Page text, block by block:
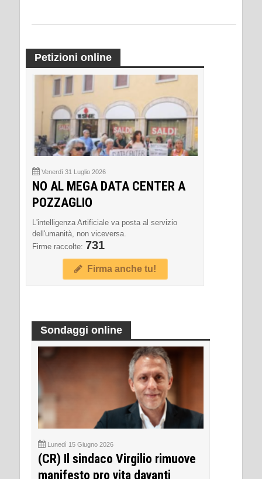
Petizioni online
Venerdì 31 Luglio 2026
NO AL MEGA DATA CENTER A
POZZAGLIO
L'intelligenza Artificiale va posta al servizio
dell'umanità, non viceversa.
Firme raccolte: 731
Firma anche tu!
Sondaggi online
Lunedì 15 Giugno 2026
(CR) Il sindaco Virgilio rimuove
manifesto pro vita davanti